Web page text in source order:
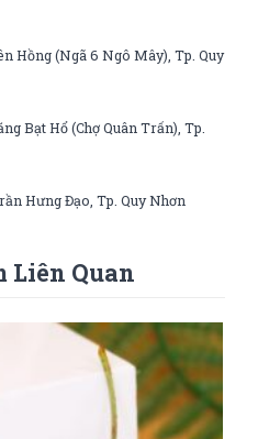
Hồng (Ngã 6 Ngô Mây), Tp. Quy
Bạt Hổ (Chợ Quân Trấn), Tp.
Hưng Đạo, Tp. Quy Nhơn
Liên Quan